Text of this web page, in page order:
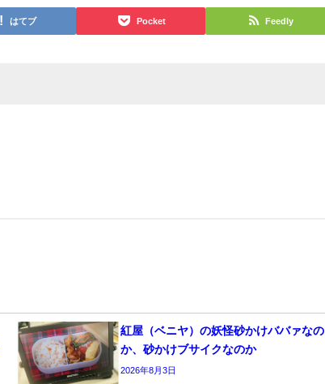
はてブ Pocket Feedly
紅屋（ベニヤ）の妖怪砂かけババァなの
か、砂かけブサイクなのか
2026年8月3日